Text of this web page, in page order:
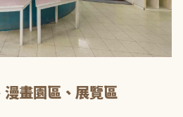
漫畫園區、展覽區